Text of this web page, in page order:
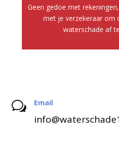
Geen gedoe met
met je verzekeraar om
waterschade af
w Email